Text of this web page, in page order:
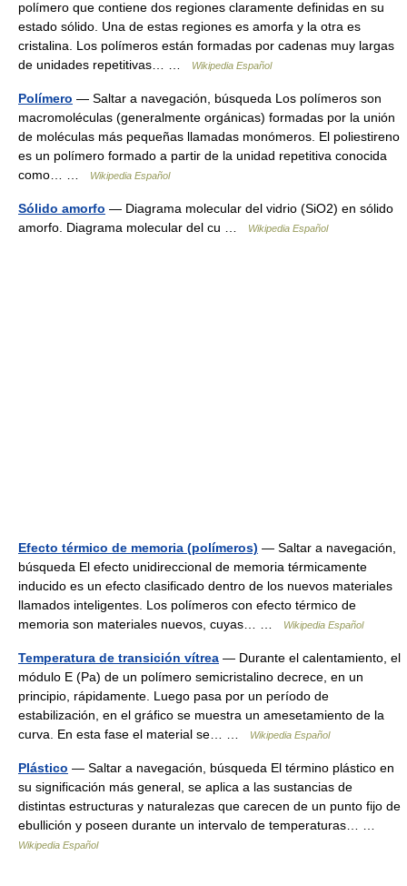
polímero que contiene dos regiones claramente definidas en su
estado sólido. Una de estas regiones es amorfa y la otra es
cristalina. Los polímeros están formadas por cadenas muy largas
de unidades repetitivas… …
Wikipedia Español
Polímero — Saltar a navegación, búsqueda Los polímeros son
macromoléculas (generalmente orgánicas) formadas por la unión
de moléculas más pequeñas llamadas monómeros. El poliestireno
es un polímero formado a partir de la unidad repetitiva conocida
como… …
Wikipedia Español
Sólido amorfo — Diagrama molecular del vidrio (SiO2) en sólido
amorfo. Diagrama molecular del cu …
Wikipedia Español
Efecto térmico de memoria (polímeros) — Saltar a navegación,
búsqueda El efecto unidireccional de memoria térmicamente
inducido es un efecto clasificado dentro de los nuevos materiales
llamados inteligentes. Los polímeros con efecto térmico de
memoria son materiales nuevos, cuyas… …
Wikipedia Español
Temperatura de transición vítrea — Durante el calentamiento, el
módulo E (Pa) de un polímero semicristalino decrece, en un
principio, rápidamente. Luego pasa por un período de
estabilización, en el gráfico se muestra un amesetamiento de la
curva. En esta fase el material se… …
Wikipedia Español
Plástico — Saltar a navegación, búsqueda El término plástico en
su significación más general, se aplica a las sustancias de
distintas estructuras y naturalezas que carecen de un punto fijo de
ebullición y poseen durante un intervalo de temperaturas… …
Wikipedia Español